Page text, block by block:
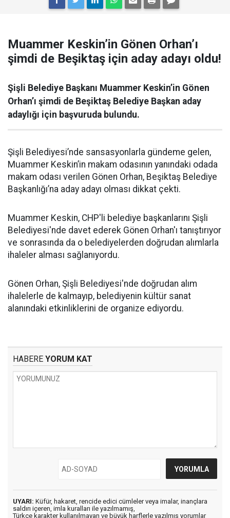
Muammer Keskin’in Gönen Orhan’ı
şimdi de Beşiktaş için aday adayı oldu!
Şişli Belediye Başkanı Muammer Keskin’in Gönen
Orhan’ı şimdi de Beşiktaş Belediye Başkan aday
adaylığı için başvuruda bulundu.
Şişli Belediyesi’nde sansasyonlarla gündeme gelen,
Muammer Keskin’in makam odasının yanındaki odada
makam odası verilen Gönen Orhan, Beşiktaş Belediye
Başkanlığı’na aday adayı olması dikkat çekti.
Muammer Keskin, CHP'li belediye başkanlarını Şişli
Belediyesi'nde davet ederek Gönen Orhan'ı tanıştırıyor
ve sonrasında da o belediyelerden doğrudan alımlarla
ihaleler alması sağlanıyordu.
Gönen Orhan, Şişli Belediyesi'nde doğrudan alım
ihalelerle de kalmayıp, belediyenin kültür sanat
alanındaki etkinliklerini de organize ediyordu.
HABERE YORUM KAT
UYARI: Küfür, hakaret, rencide edici cümleler veya imalar, inançlara
saldırı içeren, imla kuralları ile yazılmamış,
Türkçe karakter kullanılmayan ve büyük harflerle yazılmış yorumlar